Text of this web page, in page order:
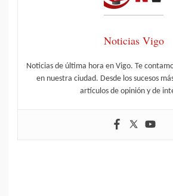
Noticias Vigo
Noticias de última hora en Vigo. Te
en nuestra ciudad. Desde los sucesos
artículos de opinión y de